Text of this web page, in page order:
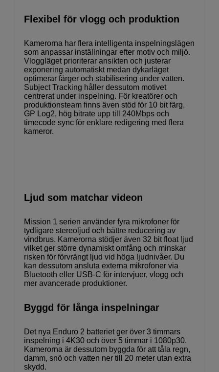
Flexibel för vlogg och produktion
Kamerorna har flera intelligenta inspelningslägen
som anpassar inställningar efter motiv och miljö.
Vloggläget prioriterar ansikten och justerar
exponering automatiskt medan dykarläget
optimerar färger och stabilisering under vatten.
Subject Tracking håller dessutom motivet
centrerat under inspelning. För kreatörer och
produktionsteam finns även stöd för 10 bit färg,
GP Log2, hög bitrate upp till 240Mbps och
timecode sync för enklare redigering med flera
kameror.
Ljud som matchar videon
Mission 1 serien använder fyra mikrofoner för
tydligare stereoljud och bättre reducering av
vindbrus. Kamerorna stödjer även 32 bit float ljud
vilket ger större dynamiskt omfång och minskar
risken för förvrängt ljud vid höga ljudnivåer. Du
kan dessutom ansluta externa mikrofoner via
Bluetooth eller USB-C för intervjuer, vlogg och
mer avancerade produktioner.
Byggd för långa inspelningar
Det nya Enduro 2 batteriet ger över 3 timmars
inspelning i 4K30 och över 5 timmar i 1080p30.
Kamerorna är dessutom byggda för att tåla regn,
damm, snö och vatten ner till 20 meter utan extra
skydd.